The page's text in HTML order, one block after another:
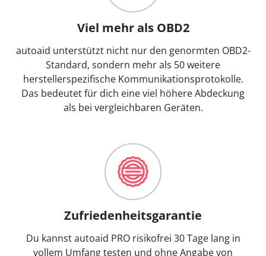
Viel mehr als OBD2
autoaid unterstützt nicht nur den genormten OBD2-
Standard, sondern mehr als 50 weitere
herstellerspezifische Kommunikationsprotokolle.
Das bedeutet für dich eine viel höhere Abdeckung
als bei vergleichbaren Geräten.
Zufriedenheitsgarantie
Du kannst autoaid PRO risikofrei 30 Tage lang in
vollem Umfang testen und ohne Angabe von